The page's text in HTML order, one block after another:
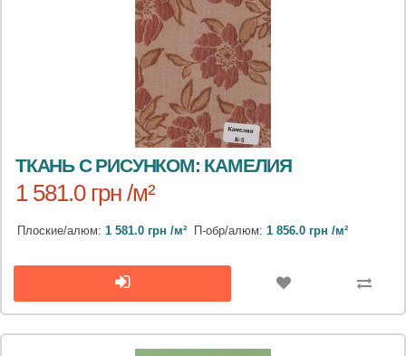
ТКАНЬ С РИСУНКОМ: КАМЕЛИЯ
1 581.0 грн /м²
Плоские/алюм: 1 581.0 грн /м² П-обр/алюм: 1 856.0 грн /м²